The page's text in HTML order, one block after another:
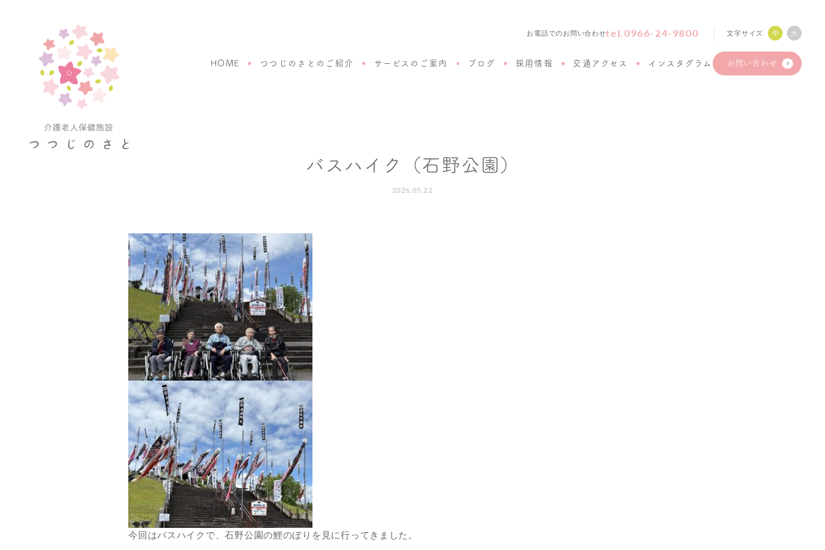
HOME つつじのさとのご紹介 サービスのご案内 ブログ 採用情報 交通アクセス インスタグラム お問い合わせ
お電話でのお問い合わせtel.0966-24-9800 文字サイズ 中 大
バスハイク（石野公園）
2026.05.22
今回はバスハイクで、石野公園の鯉のぼりを見に行ってきました。